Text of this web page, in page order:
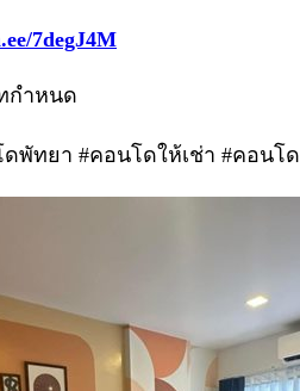
7degJ4M
กำหนด
ทยา #คอนโดให้เช่า #คอนโด